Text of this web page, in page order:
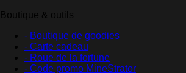
Boutique & outils
- Boutique de goodies
- Carte cadeau
- Roue de la fortune
- Code promo MineStrator